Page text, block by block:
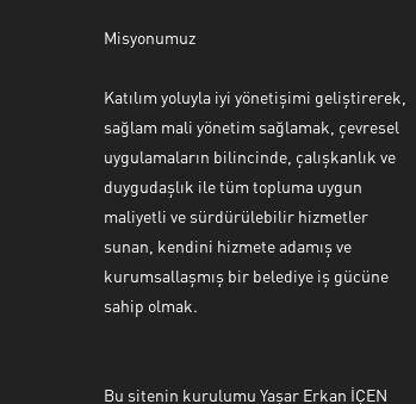
Misyonumuz
Katılım yoluyla iyi yönetişimi geliştirerek,
sağlam mali yönetim sağlamak, çevresel
uygulamaların bilincinde, çalışkanlık ve
duygudaşlık ile tüm topluma uygun
maliyetli ve sürdürülebilir hizmetler
sunan, kendini hizmete adamış ve
kurumsallaşmış bir belediye iş gücüne
sahip olmak.
Bu sitenin kurulumu Yaşar Erkan İÇEN